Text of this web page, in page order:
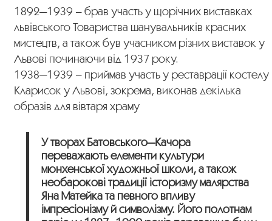
1892—1939 – брав участь у щорічних виставках
львівського Товариства шанувальників красних
мистецтв, а також був учасником різних виставок у
Львові починаючи від 1937 року.
1938—1939 – приймав участь у реставрації костелу
Кларисок у Львові, зокрема, виконав декілька
образів для вівтаря храму
У творах Батовського—Качора
переважають елементи культури
мюнхенської художньої школи, а також
необарокові традиції історизму малярства
Яна Матейка та певного впливу
імпресіонізму й символізму. Його полотнам